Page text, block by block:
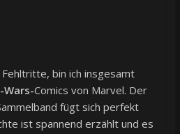
bin ich insgesamt
Wars-Comics von Marvel. Der
fügt sich perfekt
ist spannend erzählt und es